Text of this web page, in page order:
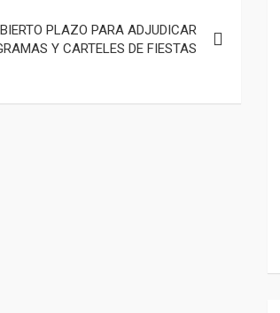
PLAZO PARA ADJUDICAR
Y CARTELES DE FIESTAS